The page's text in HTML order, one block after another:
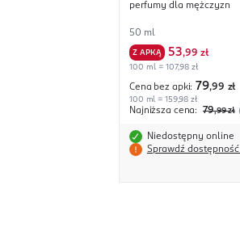
Code
perfumy dla mężczyzn
50 ml
Z APKĄ 53,99 zł
100 ml = 107,98 zł
Cena bez apki: 79,99 zł
100 ml = 159,98 zł
Najniższa cena: 79,99 zł
Niedostępny online
Sprawdź